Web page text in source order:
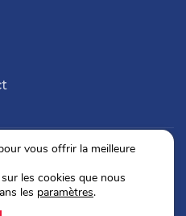
légales
vous offrir la meilleure
les cookies que nous
les paramètres.